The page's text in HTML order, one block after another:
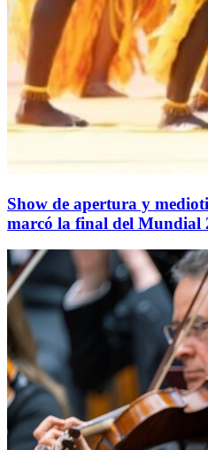
Show de apertura y
marcó la final del Mundial